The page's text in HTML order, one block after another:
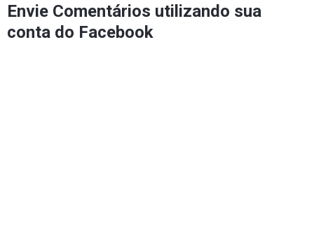
Envie Comentários utilizando sua
conta do Facebook